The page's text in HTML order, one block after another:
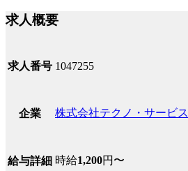
求人概要
求人番号 1047255
企業 株式会社テクノ・サービス
給与詳細 時給1,200円〜